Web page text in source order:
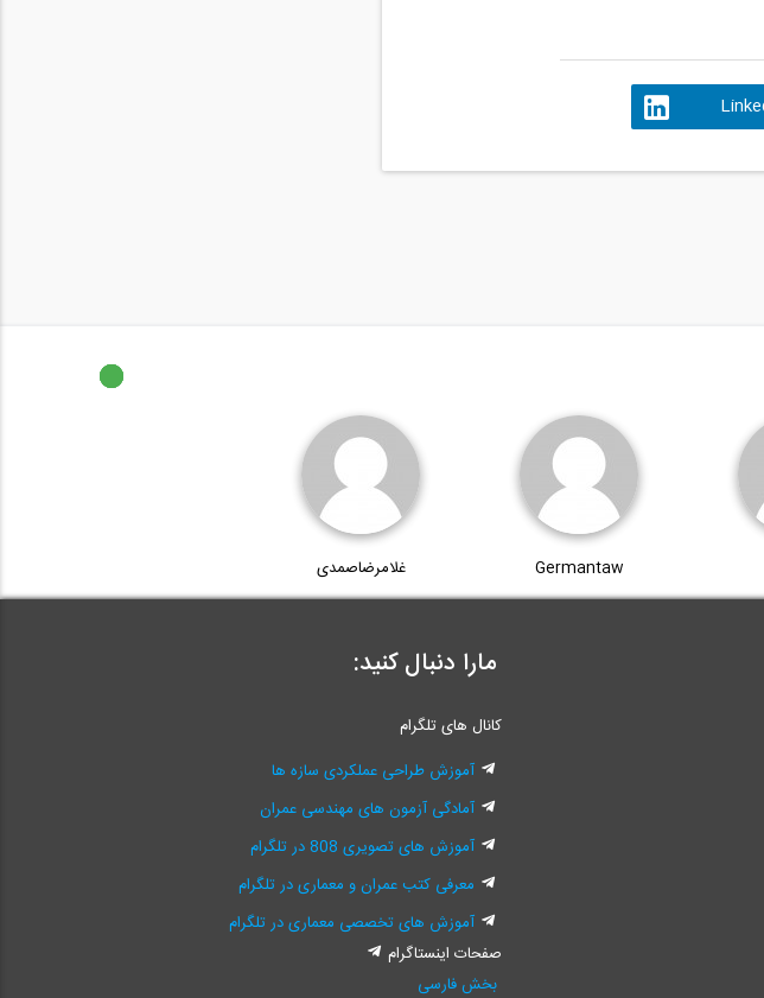
Germantaw غلامرضاصمدی
مارا دنبال کنید:
کانال های تلگرام
آموزش طراحی عملکردی سازه ها
آمادگی آزمون های مهندسی عمران
آموزش های تصویری 808 در تلگرام
معرفی کتب عمران و معماری در تلگرام
آموزش های تخصصی معماری در تلگرام
صفحات اینستاگرام
بخش فارسی